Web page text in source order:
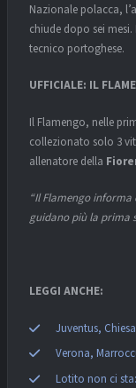
Nazionale polacca,
chiude dopo sei mesi.
tecnico portoghese.
UFFICIALE: IL
Il Flamengo, nelle
collezionato solo 3
allenatore della
“Il Flamengo informa
guidano più la prima
LEGGI ANCHE:
Juventus,
Verona,
Lotito non ci